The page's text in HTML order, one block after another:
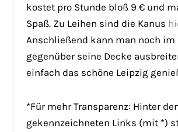
kostet pro Stunde bloß 9 € und
Spaß. Zu Leihen sind die Kanus
Anschließend kann man noch im
gegenüber seine Decke
einfach das schöne Leipzig
*Für mehr Transparenz: Hinter
gekennzeichneten Links (mit *)